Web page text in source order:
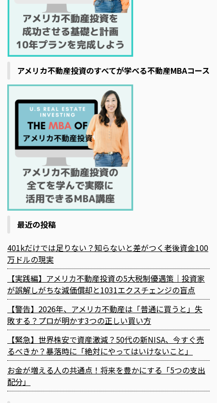
アメリカ不動産投資のすべてが学べる不動産MBAコース
最近の投稿
401kだけでは足りない？知らないと差がつく老後資金100
万ドルの現実
【実践編】アメリカ不動産投資の5大税制優遇策｜投資家
が誤解しがちな減価償却と1031エクスチェンジの盲点
【警告】2026年、アメリカ不動産は「普通に買うと」失
敗する？プロが明かす3つの正しい買い方
【緊急】世界株安で資産激減？50代の新NISA、今すぐ売
るべきか？暴落時に「絶対にやってはいけないこと」
お金が増える人の共通点！将来を豊かにする「5つの支出
配分」